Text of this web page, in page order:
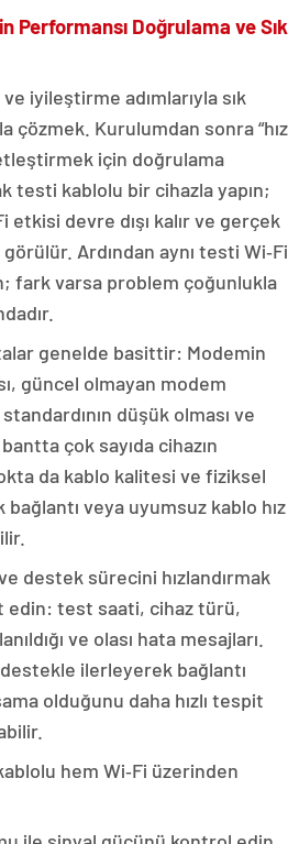
Performansı Doğrulama ve Sık
iyileştirme adımlarıyla sık
çözmek. Kurulumdan sonra “hız
için doğrulama
testi kablolu bir cihazla yapın;
etkisi devre dışı kalır ve gerçek
Ardından aynı testi Wi‑Fi
fark varsa problem çoğunlukla
genelde basittir: Modemin
güncel olmayan modem
düşük olması ve
çok sayıda cihazın
da kablo kalitesi ve fiziksel
bağlantı veya uyumsuz kablo hız
destek sürecini hızlandırmak
edin: test saati, cihaz türü,
ve olası hata mesajları.
ilerleyerek bağlantı
olduğunu daha hızlı tespit
hem Wi‑Fi üzerinden